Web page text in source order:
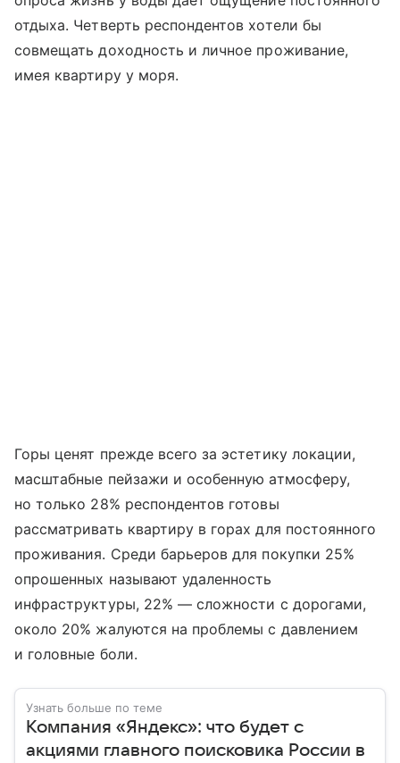
отдыха. Четверть респондентов хотели бы
совмещать доходность и личное проживание,
имея квартиру у моря.
Горы ценят прежде всего за эстетику локации,
масштабные пейзажи и особенную атмосферу,
но только 28% респондентов готовы
рассматривать квартиру в горах для постоянного
проживания. Среди барьеров для покупки 25%
опрошенных называют удаленность
инфраструктуры, 22% — сложности с дорогами,
около 20% жалуются на проблемы с давлением
и головные боли.
Узнать больше по теме
Компания «Яндекс»: что будет с
акциями главного поисковика России в